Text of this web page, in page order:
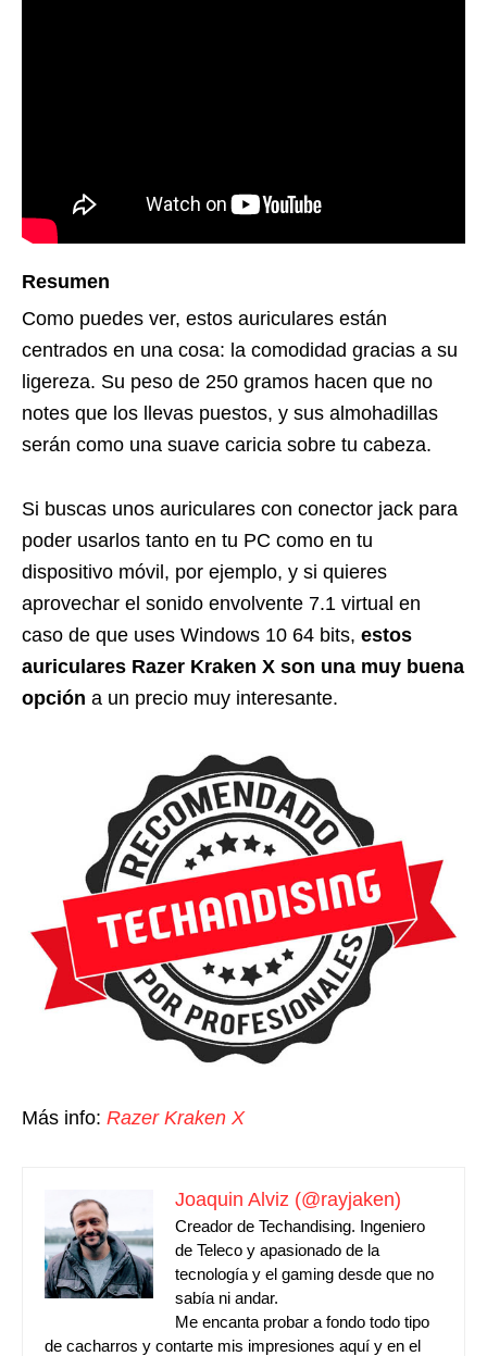
Resumen
Como puedes ver, estos auriculares están
centrados en una cosa: la comodidad gracias a su
ligereza. Su peso de 250 gramos hacen que no
notes que los llevas puestos, y sus almohadillas
serán como una suave caricia sobre tu cabeza.
Si buscas unos auriculares con conector jack para
poder usarlos tanto en tu PC como en tu
dispositivo móvil, por ejemplo, y si quieres
aprovechar el sonido envolvente 7.1 virtual en
caso de que uses Windows 10 64 bits, estos
auriculares Razer Kraken X son una muy buena
opción a un precio muy interesante.
Más info: Razer Kraken X
Joaquin Alviz (@rayjaken)
Creador de Techandising. Ingeniero
de Teleco y apasionado de la
tecnología y el gaming desde que no
sabía ni andar.
Me encanta probar a fondo todo tipo
de cacharros y contarte mis impresiones aquí y en el